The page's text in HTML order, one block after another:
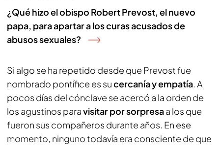
¿Qué hizo el obispo Robert Prevost, el nuevo
papa, para apartar a los curas acusados de
abusos sexuales?
Si algo se ha repetido desde que Prevost fue
nombrado pontífice es sucercanía y empatía. A
pocos días del cónclave se acercó a la orden de
los agustinos paravisitar por sorpresaa los que
fueron sus compañeros durante años. En ese
momento, ninguno todavía era consciente de que